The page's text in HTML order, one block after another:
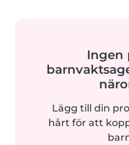
Ingen
Lägg till din
hårt för att